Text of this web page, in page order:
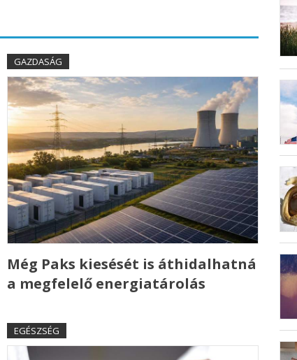
GAZDASÁG
Még Paks kiesését is áthidalhatná
a megfelelő energiatárolás
EGÉSZSÉG